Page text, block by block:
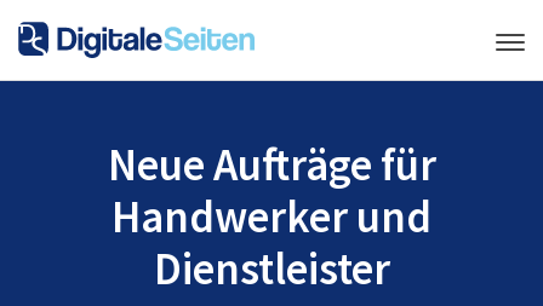
Neue Aufträge für
Handwerker und
Dienstleister